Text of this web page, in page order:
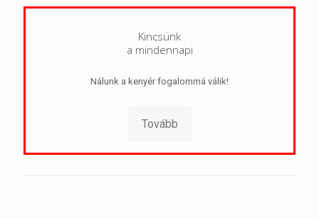
Kincsünk
a mindennapi
Nálunk a kenyér fogalommá válik!
Tovább